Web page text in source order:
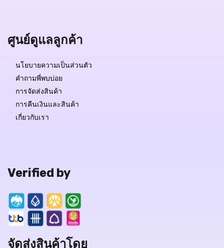
ศูนย์ดูแลลูกค้า
นโยบายความเป็นส่วนตัว
คำถามพี่พบบ่อย
การจัดส่งสินค้า
การคืนเงินและสินค้า
เกี่ยวกับเรา
Verified by
จัดส่งสินค้าโดย